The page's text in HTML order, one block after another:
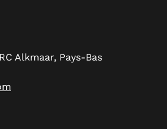
Alkmaar, Pays-Bas